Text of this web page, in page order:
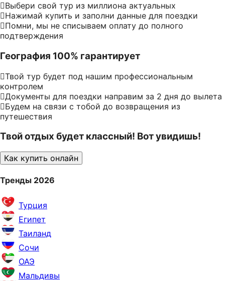
Выбери свой тур из миллиона актуальных
Нажимай купить и заполни данные для поездки
Помни, мы не списываем оплату до полного
подтверждения
География 100% гарантирует
Твой тур будет под нашим профессиональным
контролем
Документы для поездки направим за 2 дня до вылета
Будем на связи с тобой до возвращения из
путешествия
Твой отдых будет классный! Вот увидишь!
Как купить онлайн
Тренды 2026
Турция
Египет
Таиланд
Сочи
ОАЭ
Мальдивы